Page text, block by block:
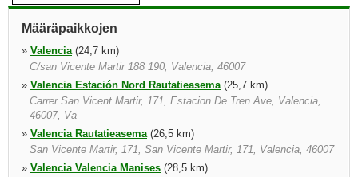
Määräpaikkojen
» Valencia(24,7 km)
C/san Vicente Martir 188 190, Valencia, 46007
» Valencia Estación Nord Rautatieasema(25,7 km)
Carrer San Vicent Martir, 171, Estacion De Tren Ave, Valencia,
46007, Va
» Valencia Rautatieasema(26,5 km)
San Vicente Martir, 171, San Vicente Martir, 171, Valencia, 46007
» Valencia Valencia Manises (28,5 km)